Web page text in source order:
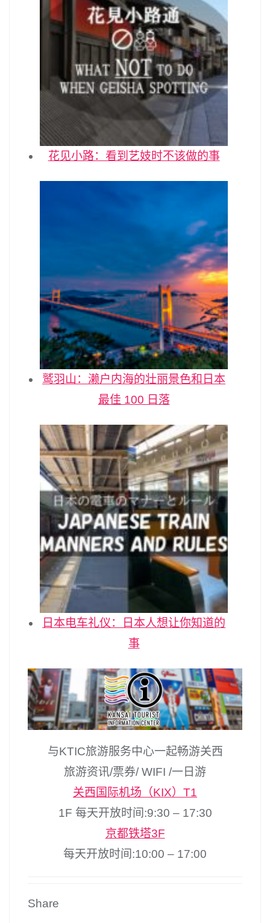
花见小路：看到艺妓时不该做的事
鹫羽山：濑户内海的壮丽景色和日本
最佳 100 日落
日本电车礼仪：日本人想让你知道的
事
与KTIC旅游服务中心一起畅游关西
旅游资讯/票券/ WIFI /一日游
关西国际机场（KIX）T1
1F 每天开放时间:9:30 – 17:30
京都铁塔3F
每天开放时间:10:00 – 17:00
Share